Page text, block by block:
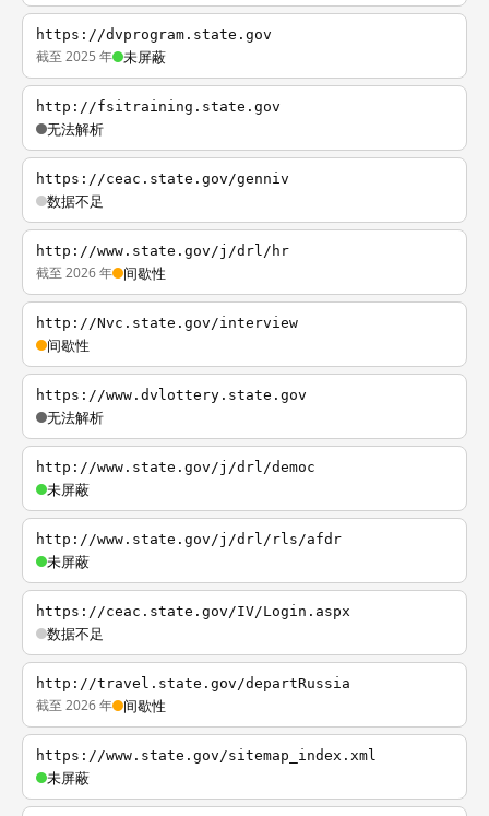
https://dvprogram.state.gov
截至 2025 年 未屏蔽
http://fsitraining.state.gov
无法解析
https://ceac.state.gov/genniv
数据不足
http://www.state.gov/j/drl/hr
截至 2026 年 间歇性
http://Nvc.state.gov/interview
间歇性
https://www.dvlottery.state.gov
无法解析
http://www.state.gov/j/drl/democ
未屏蔽
http://www.state.gov/j/drl/rls/afdr
未屏蔽
https://ceac.state.gov/IV/Login.aspx
数据不足
http://travel.state.gov/departRussia
截至 2026 年 间歇性
https://www.state.gov/sitemap_index.xml
未屏蔽